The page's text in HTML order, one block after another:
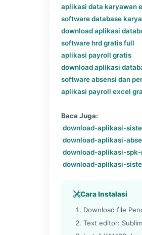
aplikasi data karyawan
software database
download aplikasi
software hrd gratis full
aplikasi payroll gratis
download aplikasi
software absensi dan
aplikasi payroll excel
Baca Juga:
download-aplikasi-
download-aplikasi-
download-aplikasi-
download-aplikasi-
Cara Instalasi
Download file
Text editor: